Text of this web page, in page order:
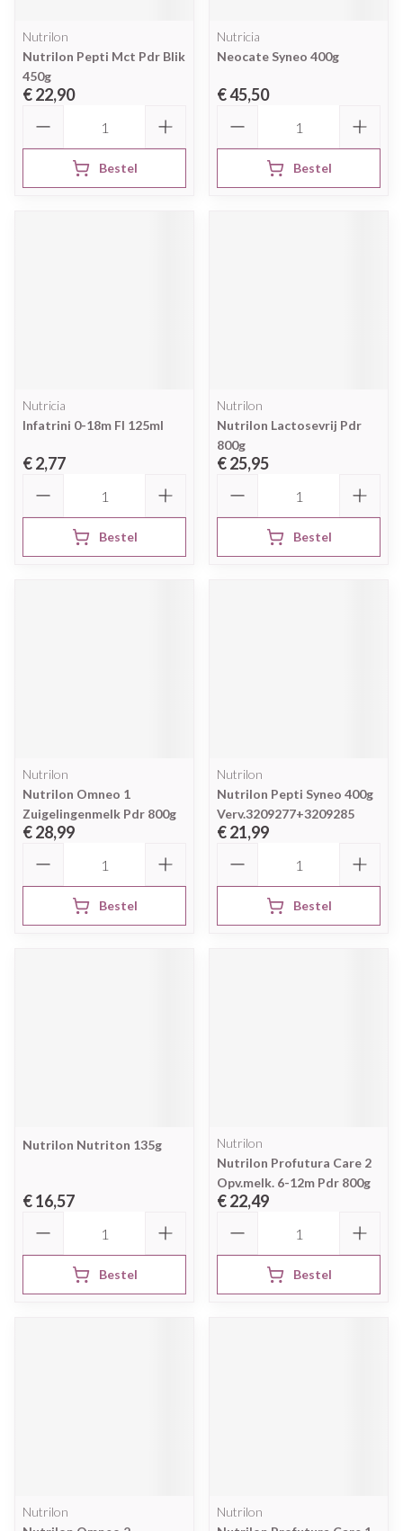
Nutrilon
Nutrilon Pepti Mct Pdr Blik
450g
€ 22,90
Bestel
Nutricia
Neocate Syneo 400g
€ 45,50
Bestel
Nutricia
Infatrini 0-18m Fl 125ml
€ 2,77
Bestel
Nutrilon
Nutrilon Lactosevrij Pdr
800g
€ 25,95
Bestel
Nutrilon
Nutrilon Omneo 1
Zuigelingenmelk Pdr 800g
€ 28,99
Bestel
Nutrilon
Nutrilon Pepti Syneo 400g
Verv.3209277+3209285
€ 21,99
Bestel
Nutrilon Nutriton 135g
€ 16,57
Bestel
Nutrilon
Nutrilon Profutura Care 2
Opv.melk. 6-12m Pdr 800g
€ 22,49
Bestel
Nutrilon
Nutrilon